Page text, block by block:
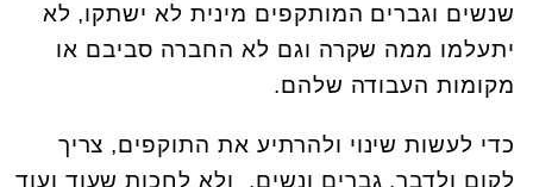
שנשים וגברים המותקפים מינית לא ישתקו, לא
יתעלמו ממה שקרה וגם לא החברה סביבם או
מקומות העבודה שלהם.
כדי לעשות שינוי ולהרתיע את התוקפים, צריך
לקום ולדבר, גברים ונשים, ולא לחכות שעוד ועוד